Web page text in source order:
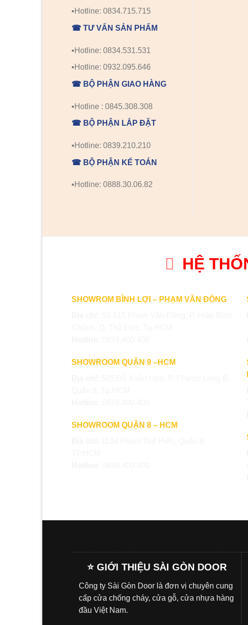
▪️Hotline: 0834.715.715
☎ TƯ VẤN SẢN PHẨM
▪️Hotline: 0834.531.531
▪️Hotline: 0932.095.646
☎ BỘ PHẬN GIAO HÀNG
▪️Hotline : 0845.308.308
☎ BỘ PHẬN LẮP ĐẶT
▪️Hotline: 0839.210.210
☎ BỘ PHẬN KẾ TOÁN
▪️Hotline: 0888.30.06.82
HỆ
SHOWROM BÌNH LỢI – PHẠM VĂN ĐỒNG
SHOWROOM QUẬN 9 –HCM
SHOWROOM QUẬN 8 – HCM
⭐ GIỚI THIỆU SÀI GÒN DOOR
Công ty Sài Gòn Door là đơn vị chuyên cung
cấp cửa chống cháy, cửa gỗ, cửa nhựa hàng
đầu Việt Nam.